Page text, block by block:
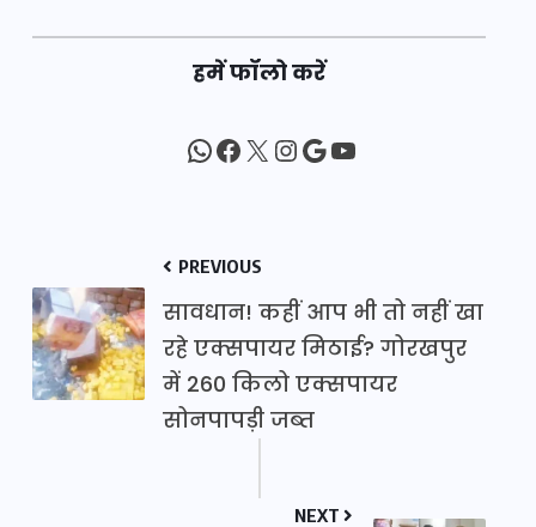
हमें फॉलो करें
WhatsApp
Facebook
X Instagram
Google
YouTube
PREVIOUS
सावधान! कहीं आप भी तो नहीं खा
रहे एक्सपायर मिठाई? गोरखपुर
में 260 किलो एक्सपायर
सोनपापड़ी जब्त
NEXT